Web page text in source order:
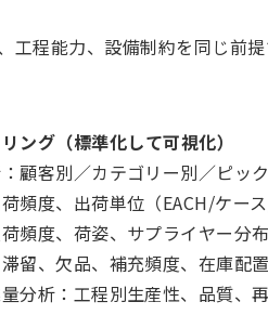
工程能力、設備制約を同じ前
ング（標準化して可視化）
顧客別／カテゴリー別／ピッ
頻度、出荷単位（EACH/ケー
頻度、荷姿、サプライヤー分
留、欠品、補充頻度、在庫配
分析：工程別生産性、品質、